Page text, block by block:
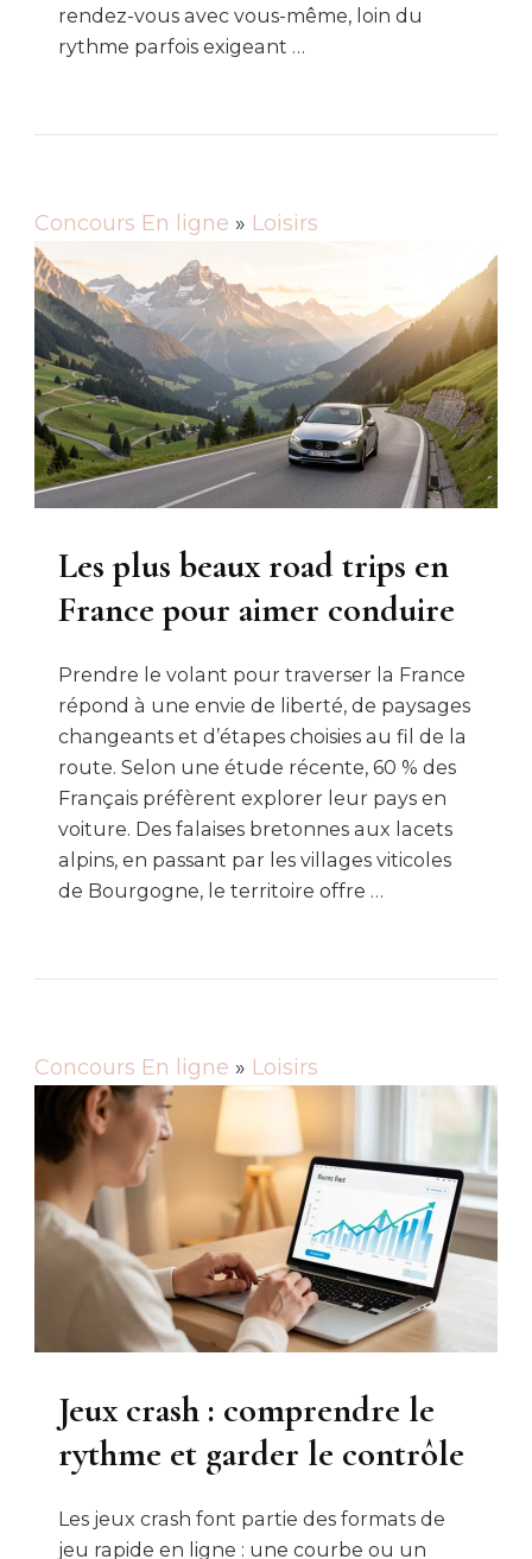
rendez-vous avec vous-même, loin du
rythme parfois exigeant …
Concours En ligne » Loisirs
Les plus beaux road trips en
France pour aimer conduire
Prendre le volant pour traverser la France
répond à une envie de liberté, de paysages
changeants et d’étapes choisies au fil de la
route. Selon une étude récente, 60 % des
Français préfèrent explorer leur pays en
voiture. Des falaises bretonnes aux lacets
alpins, en passant par les villages viticoles
de Bourgogne, le territoire offre …
Concours En ligne » Loisirs
Jeux crash : comprendre le
rythme et garder le contrôle
Les jeux crash font partie des formats de
jeu rapide en ligne : une courbe ou un